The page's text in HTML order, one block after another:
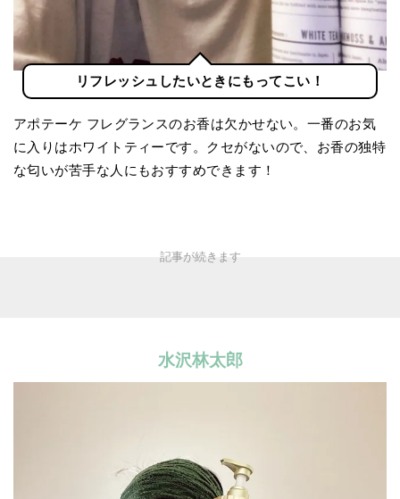
リフレッシュしたいときにもってこい！
アポテーケ フレグランスのお香は欠かせない。一番のお気
に入りはホワイトティーです。クセがないので、お香の独特
な匂いが苦手な人にもおすすめできます！
水沢林太郎